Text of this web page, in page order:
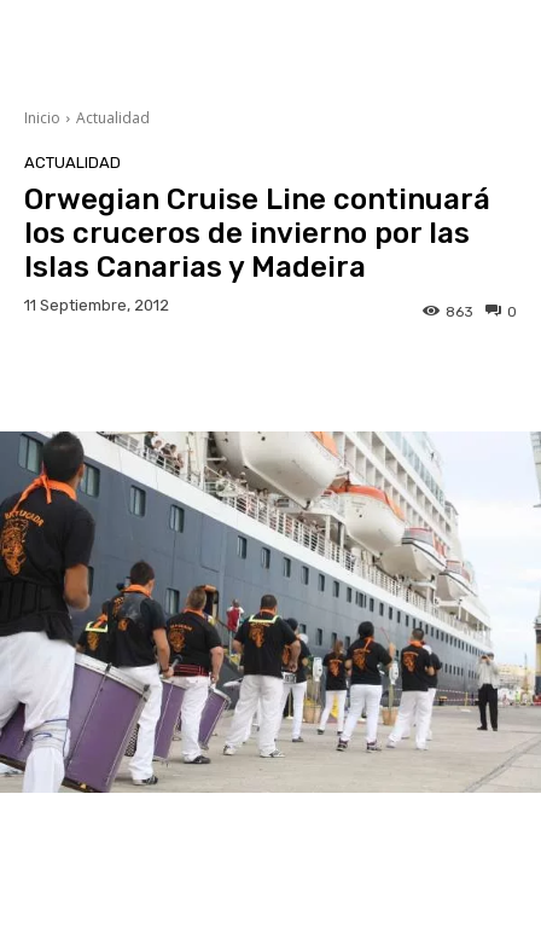
Inicio Actualidad
ACTUALIDAD
Orwegian Cruise Line continuará
los cruceros de invierno por las
Islas Canarias y Madeira
11 Septiembre, 2012 0
863